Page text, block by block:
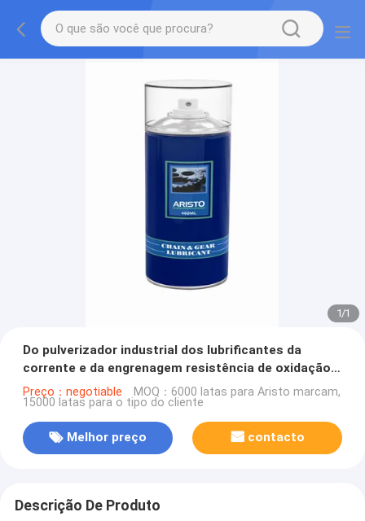
1/1
Do pulverizador industrial dos lubrificantes da
corrente e da engrenagem resistência de oxidação
de alta temperatura
Preço：negotiable MOQ：6000 latas para Aristo marcam,
15000 latas para o tipo do cliente
Melhor preço contacto
Descrição De Produto